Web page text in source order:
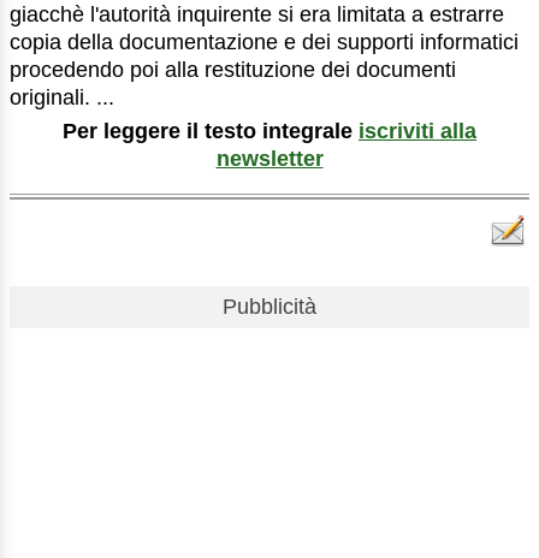
giacchè l'autorità inquirente si era limitata a estrarre
copia della documentazione e dei supporti informatici
procedendo poi alla restituzione dei documenti
originali. ...
Per leggere il testo integrale iscriviti alla
newsletter
Pubblicità